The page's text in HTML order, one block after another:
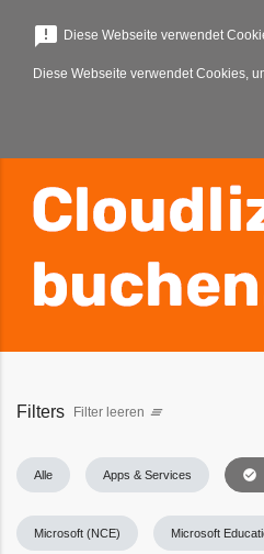
menu
Filters Filter leeren clear_all
Alle Apps & Services check_circle
Microsoft (NCE) Microsoft
announcement Diese Webseite verwendet
Diese Webseite verwendet Cookies,